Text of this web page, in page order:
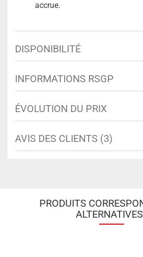
accrue.
DISPONIBILITÉ
INFORMATIONS RSGP
ÉVOLUTION DU PRIX
AVIS DES CLIENTS (3)
PRODUITS